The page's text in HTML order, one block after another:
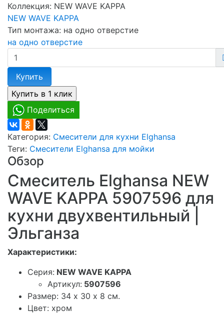
Коллекция: NEW WAVE KAPPA
NEW WAVE KAPPA
Тип монтажа: на одно отверстие
на одно отверстие
Купить
Поделиться
Категория: Смесители для кухни Elghansa
Теги: Смесители Elghansa для мойки
Обзор
Смеситель Elghansa NEW
WAVE KAPPA 5907596 для
кухни двухвентильный |
Эльганза
Характеристики:
Серия: NEW WAVE KAPPA
Артикул: 5907596
Размер: 34 х 30 х 8 см.
Цвет: хром